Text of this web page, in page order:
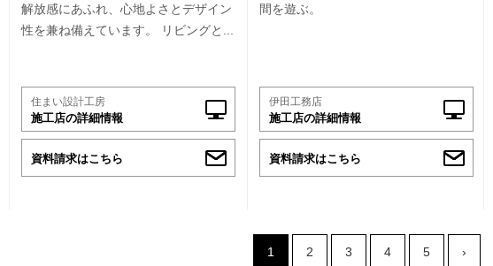
解放感にあふれ、心地よさとデザイン
性を兼ね備えています。 リビングと...
住まい設計工房
施工店の詳細情報
資料請求はこちら
間を遊ぶ。
伊田工務店
施工店の詳細情報
資料請求はこちら
1 2 3 4 5 ›